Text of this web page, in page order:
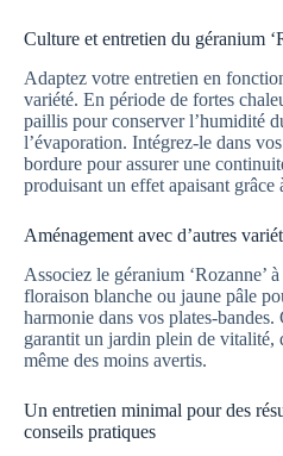
Culture et entretien du géranium
Adaptez votre entretien en
variété. En période de fortes
paillis pour conserver l’humidité
l’évaporation. Intégrez-le dans
bordure pour assurer une
produisant un effet apaisant grâce
Aménagement avec d’autres
Associez le géranium ‘Rozanne’
floraison blanche ou jaune pâle
harmonie dans vos plates-bandes.
garantit un jardin plein de vitalité,
même des moins avertis.
Un entretien minimal pour des
conseils pratiques